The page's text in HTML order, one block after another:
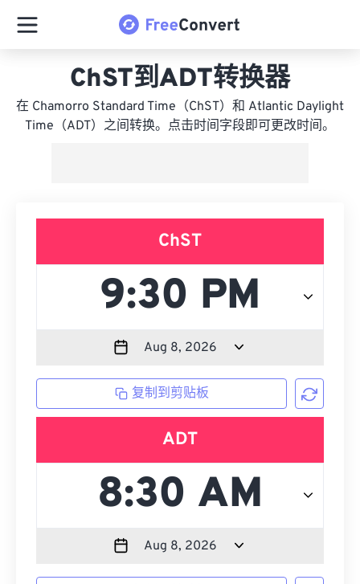
ChST到ADT转换器
在 Chamorro Standard Time（ChST）和 Atlantic Daylight
Time（ADT）之间转换。点击时间字段即可更改时间。
ChST
复制到剪贴板
ADT